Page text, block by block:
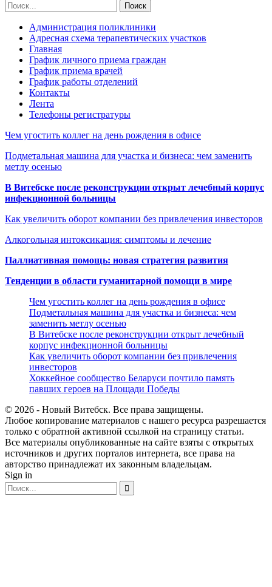
Администрация поликлиники
Адресная схема терапевтических участков
Главная
График личного приема граждан
График приема врачей
График работы отделений
Контакты
Лента
Телефоны регистратуры
Чем угостить коллег на день рождения в офисе
Подметальная машина для участка и бизнеса: чем заменить
метлу осенью
В Витебске после реконструкции открыт лечебный корпус
инфекционной больницы
Как увеличить оборот компании без привлечения инвесторов
Алкогольная интоксикация: симптомы и лечение
Паллиативная помощь: новая стратегия развития
Тенденции в области гуманитарной помощи в мире
Чем угостить коллег на день рождения в офисе
Подметальная машина для участка и бизнеса: чем
заменить метлу осенью
В Витебске после реконструкции открыт лечебный
корпус инфекционной больницы
Как увеличить оборот компании без привлечения
инвесторов
Хоккейное сообщество Беларуси почтило память
павших героев на Площади Победы
© 2026 - Новый Витебск. Все права защищены.
Любое копирование материалов с нашего ресурса разрешается
только с обратной активной ссылкой на страницу статьи.
Все материалы опубликованные на сайте взяты с открытых
источников и других порталов интернета, все права на
авторство принадлежат их законным владельцам.
Sign in